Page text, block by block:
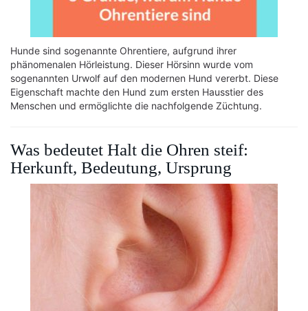
Hunde sind sogenannte Ohrentiere, aufgrund ihrer
phänomenalen Hörleistung. Dieser Hörsinn wurde vom
sogenannten Urwolf auf den modernen Hund vererbt. Diese
Eigenschaft machte den Hund zum ersten Hausstier des
Menschen und ermöglichte die nachfolgende Züchtung.
Was bedeutet Halt die Ohren steif:
Herkunft, Bedeutung, Ursprung